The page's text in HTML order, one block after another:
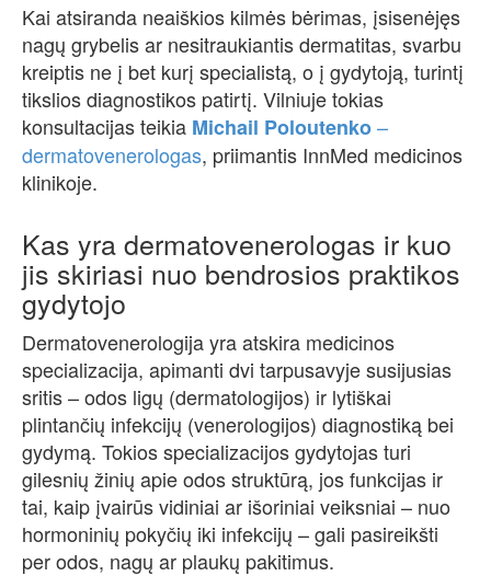
Kai atsiranda neaiškios kilmės bėrimas, įsisenėjęs
nagų grybelis ar nesitraukiantis dermatitas, svarbu
kreiptis ne į bet kurį specialistą, o į gydytoją, turintį
tikslios diagnostikos patirtį. Vilniuje tokias
konsultacijas teikia Michail Poloutenko–
dermatovenerologas, priimantis InnMed medicinos
klinikoje.
Kas yra dermatovenerologas ir kuo
jis skiriasi nuo bendrosios praktikos
gydytojo
Dermatovenerologija yra atskira medicinos
specializacija, apimanti dvi tarpusavyje susijusias
sritis – odos ligų (dermatologijos) ir lytiškai
plintančių infekcijų (venerologijos) diagnostiką bei
gydymą. Tokios specializacijos gydytojas turi
gilesnių žinių apie odos struktūrą, jos funkcijas ir
tai, kaip įvairūs vidiniai ar išoriniai veiksniai – nuo
hormoninių pokyčių iki infekcijų – gali pasireikšti
per odos, nagų ar plaukų pakitimus.